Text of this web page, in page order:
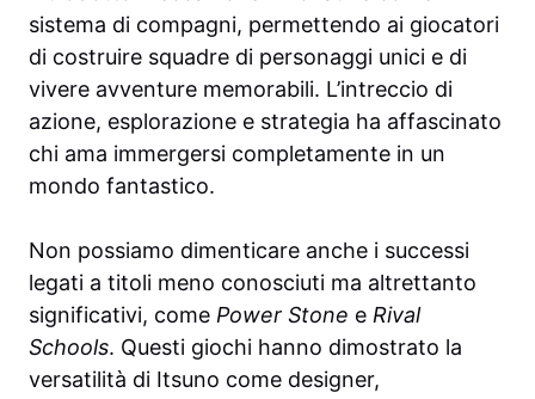
sistema di compagni, permettendo ai giocatori
di costruire squadre di personaggi unici e di
vivere avventure memorabili. L’intreccio di
azione, esplorazione e strategia ha affascinato
chi ama immergersi completamente in un
mondo fantastico.
Non possiamo dimenticare anche i successi
legati a titoli meno conosciuti ma altrettanto
significativi, come Power Stone e Rival
Schools. Questi giochi hanno dimostrato la
versatilità di Itsuno come designer,